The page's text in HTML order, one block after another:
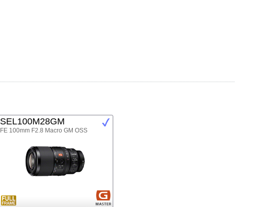
SEL100M28GM
FE 100mm F2.8 Macro GM OSS